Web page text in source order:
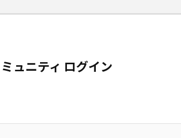
ュニティ ログイン